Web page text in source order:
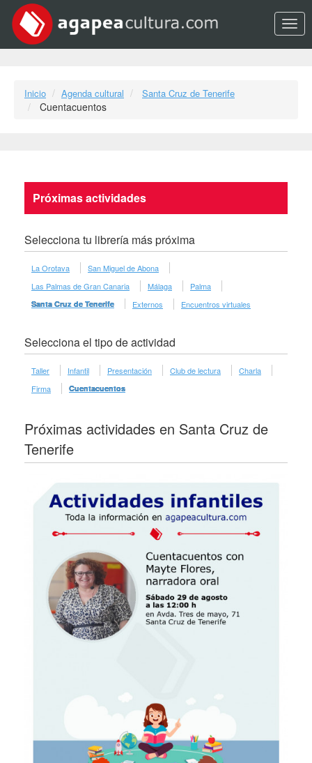
Inicio Agenda cultural Santa Cruz de Tenerife
Cuentacuentos
Próximas actividades
Selecciona tu librería más próxima
La Orotava
San Miguel de Abona
Las Palmas de Gran Canaria
Málaga Palma
Santa Cruz de Tenerife Externos Encuentros virtuales
Selecciona el tipo de actividad
Taller Infantil Presentación Club de lectura
Charla
Firma
Cuentacuentos
Próximas actividades en Santa Cruz de
Tenerife